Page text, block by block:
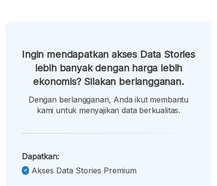
Ingin mendapatkan akses Data Stories
lebih banyak dengan harga lebih
ekonomis? Silakan berlangganan.
Dengan berlangganan, Anda ikut membantu
kami untuk menyajikan data berkualitas.
Dapatkan:
Akses Data Stories Premium